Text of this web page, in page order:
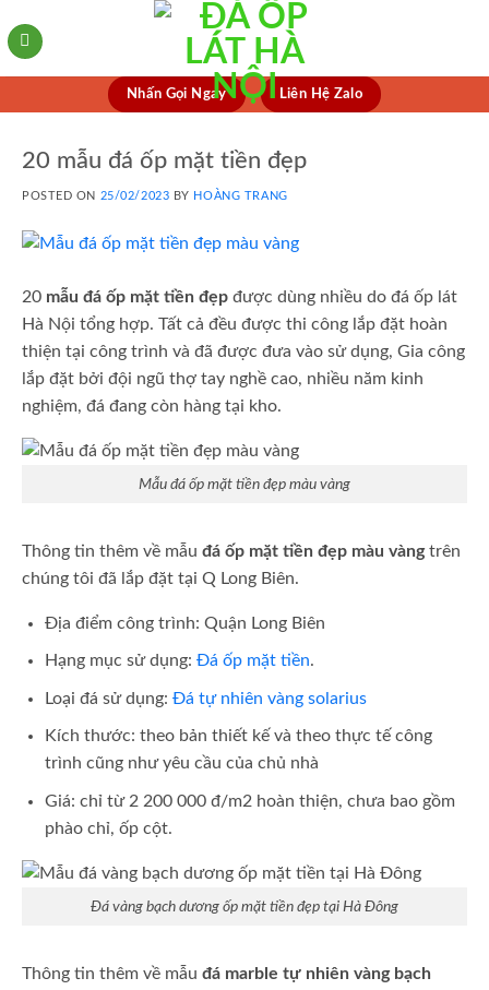
to
Nhấn Gọi Ngay Liên Hệ Zalo
20 mẫu đá ốp mặt tiền đẹp
POSTED ON 25/02/2023 BY HOÀNG TRANG
20 mẫu đá ốp mặt tiền đẹp được dùng nhiều do đá ốp lát
Hà Nội tổng hợp. Tất cả đều được thi công lắp đặt hoàn
thiện tại công trình và đã được đưa vào sử dụng, Gia công
lắp đặt bởi đội ngũ thợ tay nghề cao, nhiều năm kinh
nghiệm, đá đang còn hàng tại kho.
Mẫu đá ốp mặt tiền đẹp màu vàng
Thông tin thêm về mẫu đá ốp mặt tiền đẹp màu vàngtrên
chúng tôi đã lắp đặt tại Q Long Biên.
Địa điểm công trình: Quận Long Biên
Hạng mục sử dụng: Đá ốp mặt tiền.
Loại đá sử dụng: Đá tự nhiên vàng solarius
Kích thước: theo bản thiết kế và theo thực tế công
trình cũng như yêu cầu của chủ nhà
Giá: chỉ từ 2 200 000 đ/m2 hoàn thiện, chưa bao gồm
phào chỉ, ốp cột.
Đá vàng bạch dương ốp mặt tiền đẹp tại Hà Đông
Thông tin thêm về mẫu đá marble tự nhiên vàng bạch